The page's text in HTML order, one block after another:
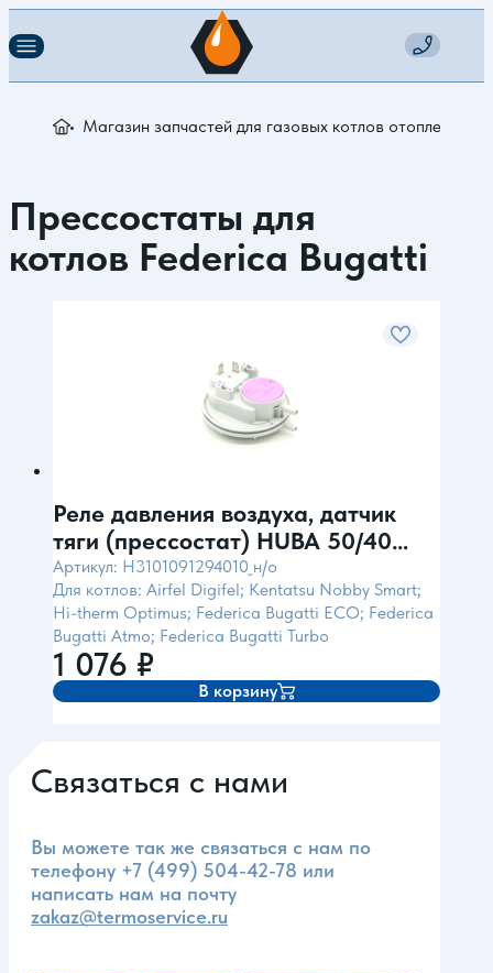
Магазин запчастей для газовых котлов отопления
Прессостаты для
котлов Federica Bugatti
Реле давления воздуха, датчик
тяги (прессостат) HUBA 50/40
(для Bugatti, Kentatsu)
Артикул: H3101091294010_н/о
Для котлов: Airfel Digifel; Kentatsu Nobby Smart;
Hi-therm Optimus; Federica Bugatti ECO; Federica
Bugatti Atmo; Federica Bugatti Turbo
1 076 ₽
В корзину
Связаться с нами
Вы можете так же связаться с нам по
телефону +7 (499) 504-42-78 или
написать нам на почту
zakaz@termoservice.ru